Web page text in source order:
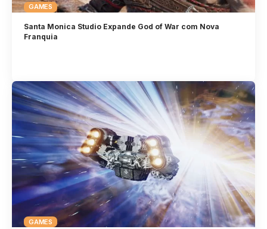
GAMES
Santa Monica Studio Expande God of War com Nova
Franquia
GAMES